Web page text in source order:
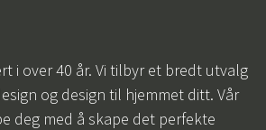
i over 40 år. Vi tilbyr et bredt utvalg
og design til hjemmet ditt. Vår
deg med å skape det perfekte